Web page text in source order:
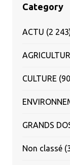
Category
ACTU (2
CULTURE
GRANDS
Non classé